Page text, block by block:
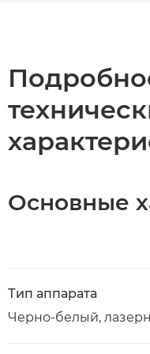
Основные
Тип аппарата
Черно-белый,